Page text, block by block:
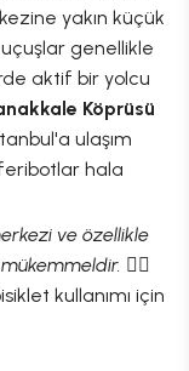
yakın küçük
genellikle
aktif bir yolcu
Köprüsü
ulaşım
feribotlar hala
ve özellikle
🚶‍♂️
kullanımı için